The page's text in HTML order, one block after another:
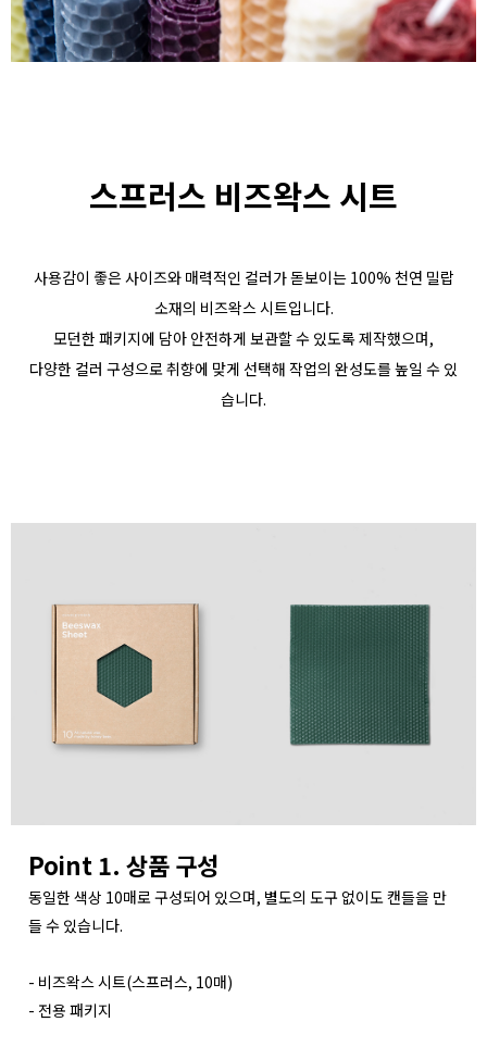
스프러스 비즈왁스 시트
사용감이 좋은 사이즈와 매력적인 컬러가 돋보이는 100% 천연 밀랍
소재의 비즈왁스 시트입니다.
모던한 패키지에 담아 안전하게 보관할 수 있도록 제작했으며,
다양한 컬러 구성으로 취향에 맞게 선택해 작업의 완성도를 높일 수 있
습니다.
Point 1. 상품 구성
동일한 색상 10매로 구성되어 있으며, 별도의 도구 없이도 캔들을 만
들 수 있습니다.
- 비즈왁스 시트(스프러스, 10매)
- 전용 패키지